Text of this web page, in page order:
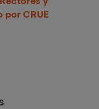
y
por CRUE